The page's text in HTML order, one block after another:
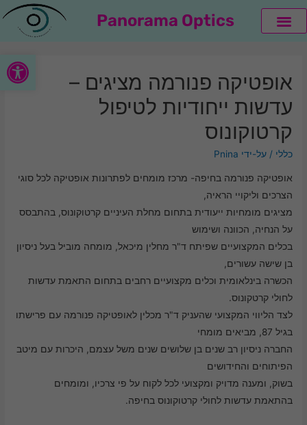
פתח
Panorama Optics
אופטיקה פנורמה מציגים –
עדשות ייחודיות לטיפול
קרטוקונוס
כללי / על-ידי Pnina
אופטיקה פנורמה בחיפה- מרכז מומחים לפתרונות אופטיקה לכל סוגי
הצרכים וליקויי הראיה,
מציגים מומחיות ייעודית בתחום מחלת העיניים קרטוקונוס, בהתבסס
על הנחיה, הכוונה ושימוש
בכלים המקצועיים שפיתח ד"ר מחלין מיכאל, מומחה מוביל בעל ניסיון
בן שישה עשורים,
הכשרה בינלאומית וכלים מקצועיים רחבים בתחום התאמת עדשות
לחולי קרטקונוס.
לצד הליווי המקצועי שהעניק ד"ר מכלין לאופטיקה פנורמה עם פרישתו
בגיל 87, מביאים מומחי
החברה ניסיון רב שנים בן שלושים שנים משל עצמם, היכרות עם מיטב
הפיתוחים והחידושים
בשוק, ומענה מדויק ומקצועי לכל לקוח על פי צרכיו, ומומחים
בהתאמת עדשות לחולי קרטוקונוס בחיפה.